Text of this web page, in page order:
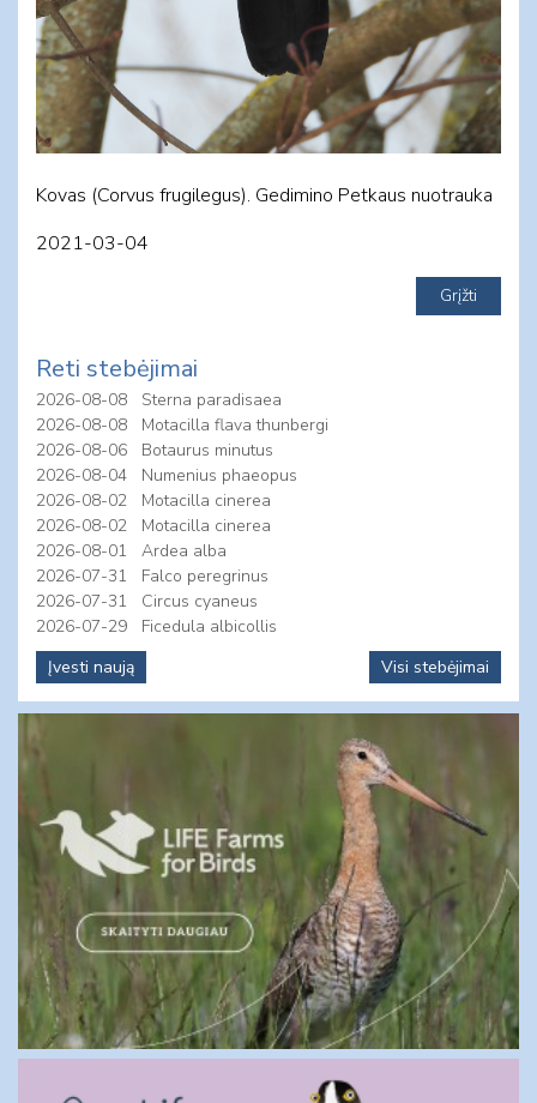
Kovas (Corvus frugilegus). Gedimino Petkaus nuotrauka
2021-03-04
Reti stebėjimai
2026-08-08
Sterna paradisaea
2026-08-08
Motacilla flava thunbergi
2026-08-06
Botaurus minutus
2026-08-04
Numenius phaeopus
2026-08-02
Motacilla cinerea
2026-08-02
Motacilla cinerea
2026-08-01
Ardea alba
2026-07-31
Falco peregrinus
2026-07-31
Circus cyaneus
2026-07-29
Ficedula albicollis
Įvesti naują
Visi stebėjimai